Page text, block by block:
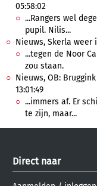
05:58:02
...Rangers wel
pupil. Nilis...
Nieuws, Skerla weer
...tegen de Noor
zou staan.
Nieuws, OB:
13:01:49
...immers af. Er
te zijn, maar...
Direct naar